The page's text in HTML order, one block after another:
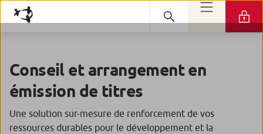
Conseil et arrangement en
émission de titres
Une solution sur-mesure de renforcement de vos
ressources durables pour le développement et la